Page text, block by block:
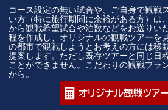
コース設定の無い試合や、ご自身で観戦
い方（特に旅行期間に余裕がある方）は
から観戦希望試合や泊数などをお送りい
程を作成し、オリジナルの観戦ツアーを
の都市で観戦しようとお考えの方には移
提案します。ただし既存ツアーと同じ日
ことができません。こだわりの観戦プラ
から。